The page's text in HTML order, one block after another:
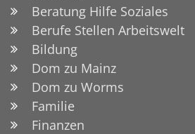
Beratung Hilfe Soziales
Berufe Stellen Arbeitswelt
Bildung
Dom zu Mainz
Dom zu Worms
Familie
Finanzen